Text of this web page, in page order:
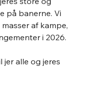
på banerne. Vi
af kampe,
i 2026.
alle og jeres